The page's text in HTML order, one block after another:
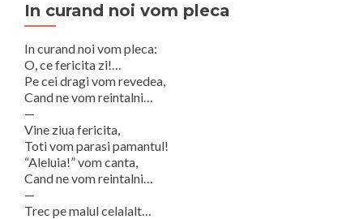
In curand noi vom pleca
In curand noi vom pleca:
O, ce fericita zi!…
Pe cei dragi vom revedea,
Cand ne vom reintalni…
—
Vine ziua fericita,
Toti vom parasi pamantul!
“Aleluia!” vom canta,
Cand ne vom reintalni…
—
Trec pe malul celalalt…